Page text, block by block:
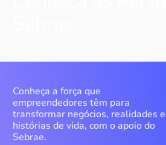
Conheça a força que
empreendedores têm para
transformar negócios, realidades e
histórias de vida, com o apoio do
Sebrae.